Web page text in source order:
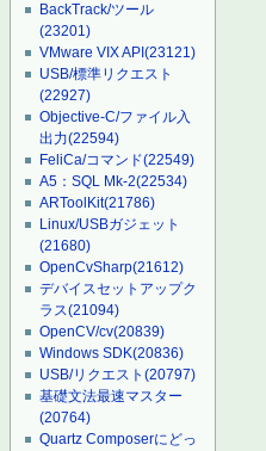
BackTrack/ツール
(23201)
VMware VIX API(23121)
USB/標準リクエスト
(22927)
Objective-C/ファイル入
出力(22594)
FeliCa/コマンド(22549)
A5：SQL Mk-2(22534)
ARToolKit(21786)
Linux/USBガジェット
(21680)
OpenCvSharp(21612)
デバイスセットアップク
ラス(21094)
OpenCV/cv(20839)
Windows SDK(20836)
USB/リクエスト(20797)
基礎文法最速マスター
(20764)
Quartz Composerにどっ